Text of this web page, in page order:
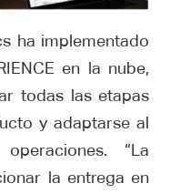
ha implementado
en la nube,
todas las etapas
y adaptarse al
“La
la entrega en